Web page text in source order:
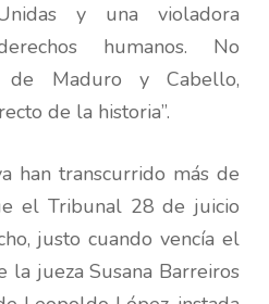
y una violadora
humanos. No
de Maduro y Cabello,
de la historia”.
han transcurrido más de
el Tribunal 28 de juicio
justo cuando vencía el
la jueza Susana Barreiros